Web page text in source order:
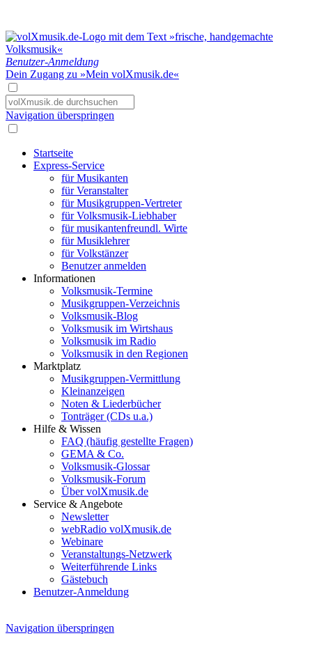
Benutzer-Anmeldung
Dein Zugang zu »Mein volXmusik.de«
Navigation überspringen
Startseite
Express-Service
für Musikanten
für Veranstalter
für Musikgruppen-Vertreter
für Volksmusik-Liebhaber
für musikantenfreundl. Wirte
für Musiklehrer
für Volkstänzer
Benutzer anmelden
Informationen
Volksmusik-Termine
Musikgruppen-Verzeichnis
Volksmusik-Blog
Volksmusik im Wirtshaus
Volksmusik im Radio
Volksmusik in den Regionen
Marktplatz
Musikgruppen-Vermittlung
Kleinanzeigen
Noten & Liederbücher
Tonträger (CDs u.a.)
Hilfe & Wissen
FAQ (häufig gestellte Fragen)
GEMA & Co.
Volksmusik-Glossar
Volksmusik-Forum
Über volXmusik.de
Service & Angebote
Newsletter
webRadio volXmusik.de
Webinare
Veranstaltungs-Netzwerk
Weiterführende Links
Gästebuch
Benutzer-Anmeldung
Navigation überspringen